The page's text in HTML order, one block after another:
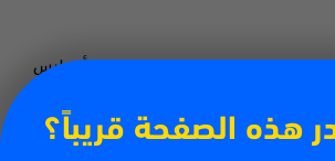
سوق متقلبة للغاية.
وبالنظر إلى أنه ليس
، فهذا يدل على الكثير.
هذه الصفحة قريباً؟